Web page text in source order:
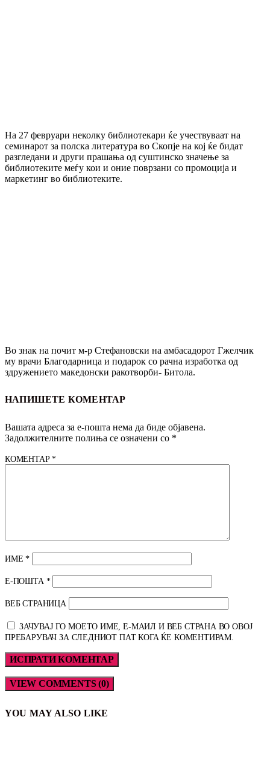
На 27 февруари неколку библиотекари ќе учествуваат на
семинарот за полска литература во Скопје на кој ќе бидат
разгледани и други прашања од суштинско значење за
библиотеките меѓу кои и оние поврзани со промоција и
маркетинг во библиотеките.
Во знак на почит м-р Стефановски на амбасадорот Гжелчик
му врачи Благодарница и подарок со рачна изработка од
здружението македонски ракотворби- Битола.
НАПИШЕТЕ КОМЕНТАР
Вашата адреса за е-пошта нема да биде објавена.
Задолжителните полиња се означени со *
КОМЕНТАР*
ИМЕ*
Е-ПОШТА *
ВЕБ СТРАНИЦА
ЗАЧУВАЈ ГО МОЕТО ИМЕ, Е-МАИЛ И ВЕБ СТРАНА ВО ОВОЈ
ПРЕБАРУВАЧ ЗА СЛЕДНИОТ ПАТ КОГА ЌЕ КОМЕНТИРАМ.
VIEW COMMENTS (0)
YOU MAY ALSO LIKE